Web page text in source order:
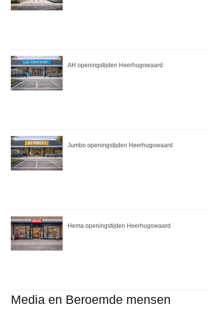
AH openingstijden Heerhugowaard
Jumbo openingstijden Heerhugowaard
Hema openingstijden Heerhugowaard
Media en Beroemde mensen